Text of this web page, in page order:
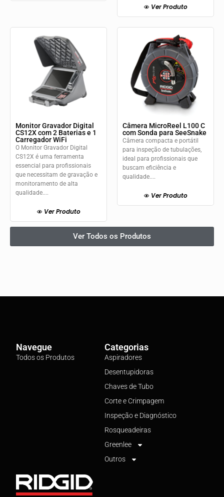
Ver Produto
Monitor Gravador Digital
CS12X com 2 Baterias e 1
Carregador WiFi
O Monitor Gravador Digital
CS12X é uma ferramenta
essencial para profissionais
que necessitam de gravação e
monitoramento de alta
qualidade....
Ver Produto
Câmera MicroReel L100 C
com Sonda para SeeSnake
Câmera compacta e portátil
para inspeção de tubulações,
ideal para profissionais que
buscam eficiência e
qualidade....
Ver Produto
Ver Todos os Produtos
Navegue
Todos os Produtos
Categorias
Aspiradores
Desentupidoras
Chaves de Tubo
Corte e Crimpagem
Inspeção e Diagnóstico
Rosqueadeiras
Greenlee
Outros